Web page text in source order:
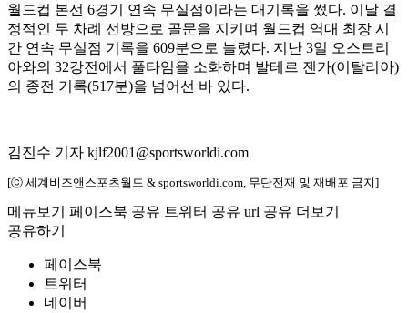
월드컵 본선 6경기 연속 무실점이라는 대기록을 썼다. 이날 결
정적인 두 차례 선방으로 골문을 지키며 월드컵 역대 최장 시
간 연속 무실점 기록을 609분으로 늘렸다. 지난 3일 오스트리
아와의 32강전에서 풀타임을 소화하며 발테르 젠가(이탈리아)
의 종전 기록(517분)을 넘어선 바 있다.
김진수 기자 kjlf2001@sportsworldi.com
[ⓒ 세계비즈앤스포츠월드 & sportsworldi.com, 무단전재 및 재배포 금지]
메뉴보기 페이스북 공유 트위터 공유 url 공유 더보기
공유하기
페이스북
트위터
네이버